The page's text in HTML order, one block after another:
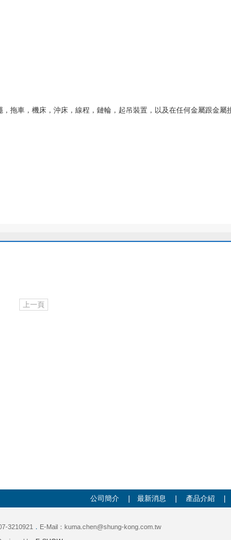
拖車，機床，沖床，線程，鏈輪，起吊裝置，以及在任何金屬跟金屬
上一頁
公司簡介 最新消息 產品介紹
3210921 ． E-Mail：kuma.chen@shung-kong.com.tw